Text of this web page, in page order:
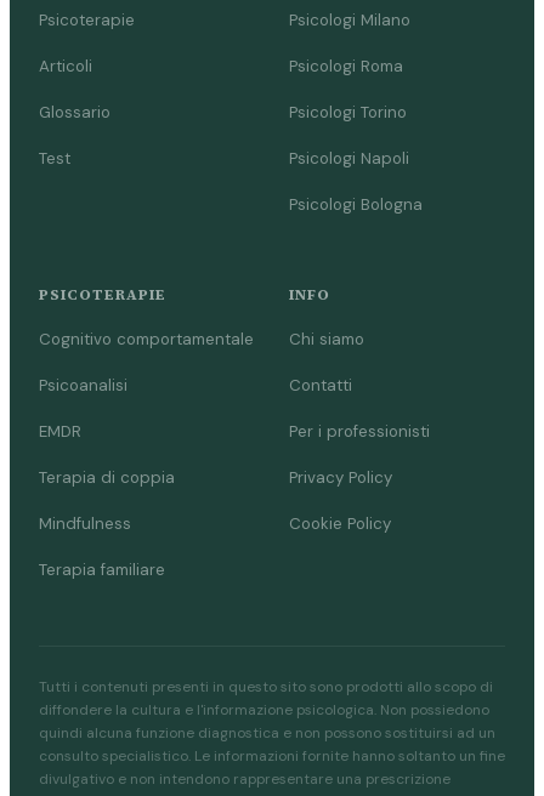
Psicoterapie
Articoli
Glossario
Test
Psicologi Milano
Psicologi Roma
Psicologi Torino
Psicologi Napoli
Psicologi Bologna
PSICOTERAPIE
Cognitivo comportamentale
Psicoanalisi
EMDR
Terapia di coppia
Mindfulness
Terapia familiare
INFO
Chi siamo
Contatti
Per i professionisti
Privacy Policy
Cookie Policy
Tutti i contenuti presenti in questo sito sono prodotti allo scopo di
diffondere la cultura e l'informazione psicologica. Non possiedono
quindi alcuna funzione diagnostica e non possono sostituirsi ad un
consulto specialistico. Le informazioni fornite hanno soltanto un fine
divulgativo e non intendono rappresentare una prescrizione